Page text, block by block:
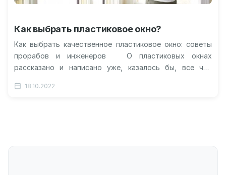
Как выбрать пластиковое окно?
Как выбрать качественное пластиковое окно: советы
прорабов и инженеров О пластиковых окнах
рассказано и написано уже, казалось бы, все что
18.10.2022